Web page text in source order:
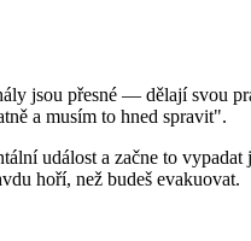
jsou přesné — dělají svou
a musím to hned spravit".
událost a začne to vypadat
hoří, než budeš evakuovat.